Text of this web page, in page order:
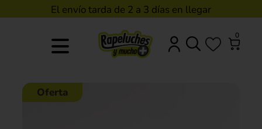
El envío tarda de 2 a 3 días en llegar
0